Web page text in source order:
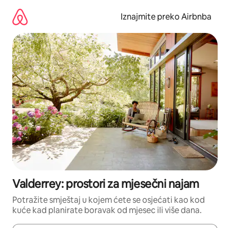
sadržaj
Iznajmite preko Airbnba
Valderrey: prostori za mjesečni najam
Potražite smještaj u kojem ćete se osjećati kao kod
kuće kad planirate boravak od mjesec ili više dana.